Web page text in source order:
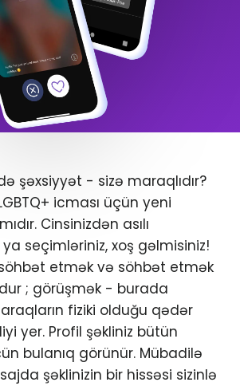
şəxsiyyət - sizə maraqlıdır?
icması üçün yeni
Cinsinizdən asılı
seçimləriniz, xoş gəlmisiniz!
etmək və söhbət etmək
; görüşmək - burada
fiziki olduğu qədər
yer. Profil şəkliniz bütün
bulanıq görünür. Mübadilə
şəklinizin bir hissəsi sizinlə